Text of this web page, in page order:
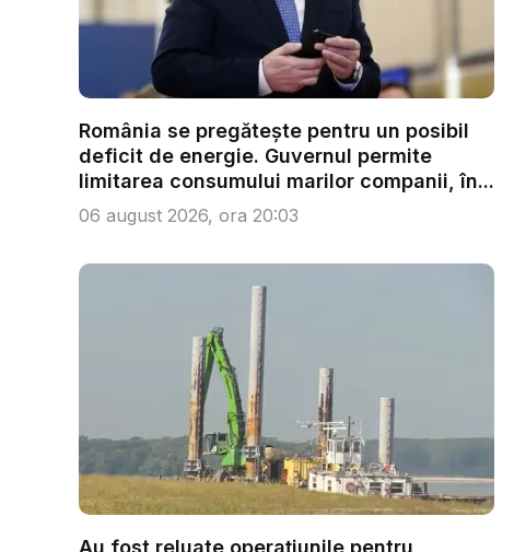
România se pregătește pentru un posibil
deficit de energie. Guvernul permite
limitarea consumului marilor companii, în...
06 august 2026, ora 20:03
Au fost reluate operațiunile pentru